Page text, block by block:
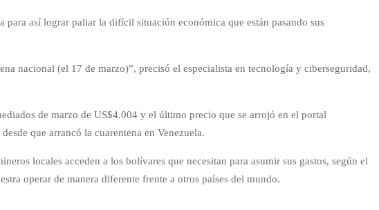
así lograr paliar la difícil situación económica que están pasando sus
nacional (el 17 de marzo)”, precisó el especialista en tecnología y ciberseguridad,
de marzo de US$4.004 y el último precio que se arrojó en el portal
que arrancó la cuarentena en Venezuela.
locales acceden a los bolívares que necesitan para asumir sus gastos, según el
operar de manera diferente frente a otros países del mundo.